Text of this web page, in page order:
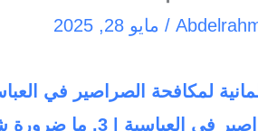
/ مايو 28, 2025
الالمانية لابادة